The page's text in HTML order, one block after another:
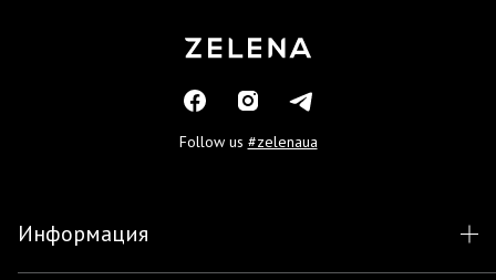
Follow us #zelenaua
Информация